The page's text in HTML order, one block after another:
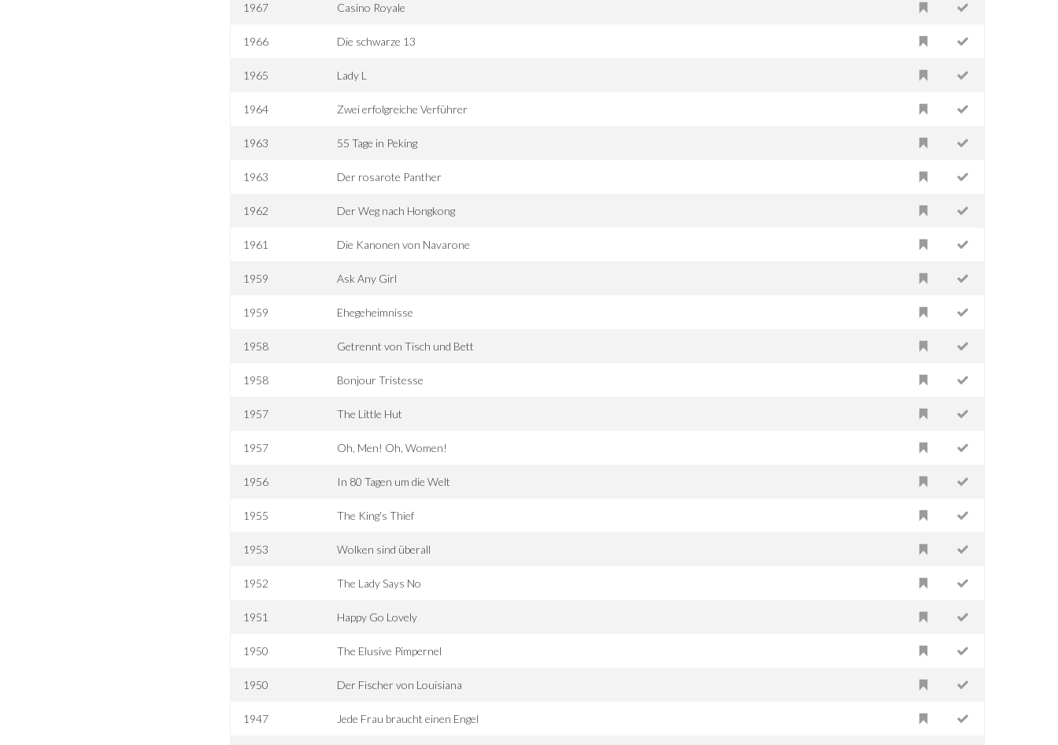
1967 Casino Royale
1966 Die schwarze 13
1965 Lady L
1964 Zwei erfolgreiche Verführer
1963 55 Tage in Peking
1963 Der rosarote Panther
1962 Der Weg nach Hongkong
1961 Die Kanonen von Navarone
1959 Ask Any Girl
1959 Ehegeheimnisse
1958 Getrennt von Tisch und Bett
1958 Bonjour Tristesse
1957 The Little Hut
1957 Oh, Men! Oh, Women!
1956 In 80 Tagen um die Welt
1955 The King's Thief
1953 Wolken sind überall
1952 The Lady Says No
1951 Happy Go Lovely
1950 The Elusive Pimpernel
1950 Der Fischer von Louisiana
1947 Jede Frau braucht einen Engel